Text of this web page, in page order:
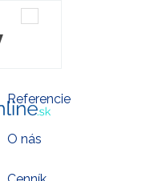
Referencie
O nás